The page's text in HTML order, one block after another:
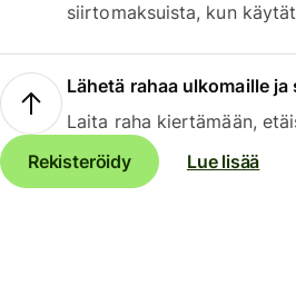
siirtomaksuista, kun
Lähetä rahaa ulkomaille
Laita raha kiertämään,
Rekisteröidy
Lue lisää